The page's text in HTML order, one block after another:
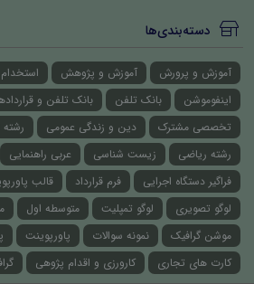
دسته‌بندی‌ها
آموزش و پرورش آموزش و پژوهش
اینفوموشن
بانک تلفن بانک تلفن و
تخصصی مشترک
دین و زندگی عمومی رشته
رشته ریاضی
زیست شناسی عربی راهنمایی
فراگیر دستگاه اجرایی
فرم قرارداد قالب
لوگو تصویری
لوگو تمپلیت متوسطه اول
موشن گرافیک
نمونه سوالات پاورپوینت
کارت های تجاری
کارورزی و اقدام پژوهی